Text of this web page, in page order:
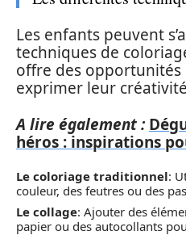
Les enfants peuvent
techniques de
offre des
exprimer leur
A lire également :
héros : inspirations
Le coloriage traditionnel:
couleur, des feutres ou des
Le collage: Ajouter des
papier ou des autocollants